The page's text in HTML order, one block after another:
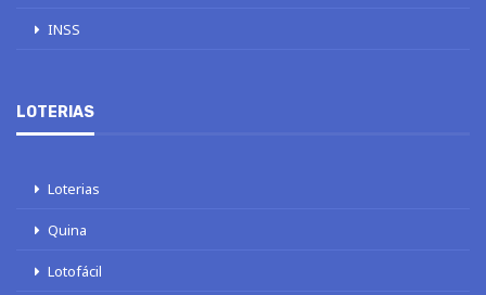
INSS
LOTERIAS
Loterias
Quina
Lotofácil